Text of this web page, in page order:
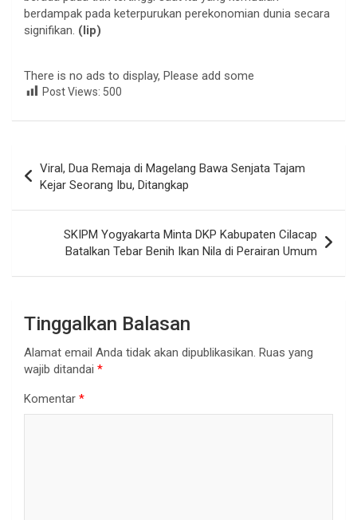
berdampak pada keterpurukan perekonomian dunia secara
signifikan. (lip)
There is no ads to display, Please add some
Post Views: 500
pos
Viral, Dua Remaja di Magelang Bawa Senjata Tajam
Kejar Seorang Ibu, Ditangkap
SKIPM Yogyakarta Minta DKP Kabupaten Cilacap
Batalkan Tebar Benih Ikan Nila di Perairan Umum
Tinggalkan Balasan
Alamat email Anda tidak akan dipublikasikan. Ruas yang
wajib ditandai *
Komentar *